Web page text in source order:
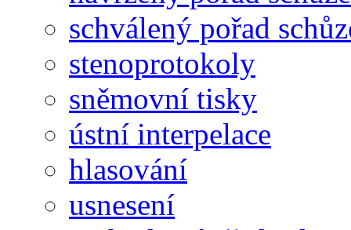
schválený pořad
stenoprotokoly
sněmovní tisky
ústní interpelace
hlasování
usnesení